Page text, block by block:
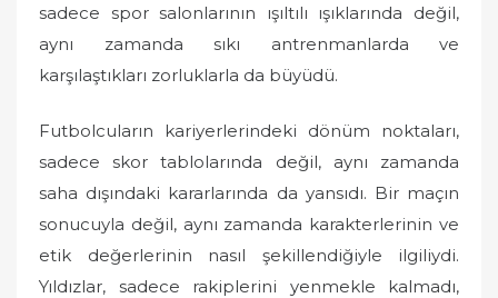
sadece spor salonlarının ışıltılı ışıklarında değil,
aynı zamanda sıkı antrenmanlarda ve
karşılaştıkları zorluklarla da büyüdü.
Futbolcuların kariyerlerindeki dönüm noktaları,
sadece skor tablolarında değil, aynı zamanda
saha dışındaki kararlarında da yansıdı. Bir maçın
sonucuyla değil, aynı zamanda karakterlerinin ve
etik değerlerinin nasıl şekillendiğiyle ilgiliydi.
Yıldızlar, sadece rakiplerini yenmekle kalmadı,